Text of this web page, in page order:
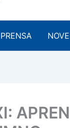
PRENSA